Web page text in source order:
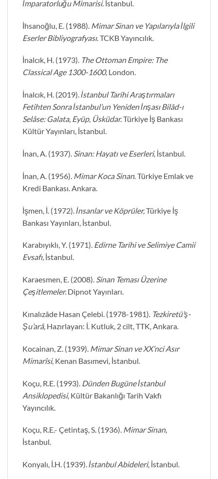
İmparatorluğu Mimarisi. İstanbul.
İhsanoğlu, E. (1988). Mimar Sinan ve Yapılarıyla İlgili
Eserler Bibliyografyası. TCKB Yayıncılık.
İnalcık, H. (1973). The Ottoman Empire: The
Classical Age 1300-1600,London.
İnalcık, H. (2019). İstanbul Tarihi Araştırmaları
Fetihten Sonra İstanbul’un Yeniden İnşası Bilâd-ı
Selâse: Galata, Eyüp, Üsküdar.Türkiye İş Bankası
Kültür Yayınları, İstanbul.
İnan, A. (1937). Sinan: Hayatı ve Eserleri, İstanbul.
İnan, A. (1956). Mimar Koca Sinan. Türkiye Emlak ve
Kredi Bankası. Ankara.
İşmen, İ. (1972). İnsanlar ve Köprüler,Türkiye İş
Bankası Yayınları, İstanbul.
Karabıyıklı, Y. (1971). Edirne Tarihi ve Selimiye Camii
Evsafı, İstanbul.
Karaesmen, E. (2008). Sinan Teması Üzerine
Çeşitlemeler. Dipnot Yayınları.
Kınalızâde Hasan Çelebi. (1978-1981). Tezkiretü’ş-
Şu’arâ, Hazırlayan: İ. Kutluk, 2 cilt, TTK, Ankara.
Kocainan, Z. (1939). Mimar Sinan ve XX’nci Asır
Mimarîsi, Kenan Basımevi, İstanbul.
Koçu, R.E. (1993). Dünden Bugüne İstanbul
Ansiklopedisi, Kültür Bakanlığı Tarih Vakfı
Yayıncılık.
Koçu, R.E.- Çetintaş, S. (1936). Mimar Sinan,
İstanbul.
Konyalı, İ.H. (1939).İstanbul Abideleri, İstanbul.